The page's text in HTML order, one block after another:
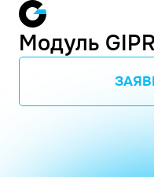
Модуль